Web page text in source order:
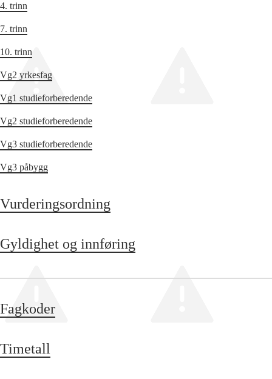
4. trinn
7. trinn
10. trinn
Vg2 yrkesfag
Vg1 studieforberedende
Vg2 studieforberedende
Vg3 studieforberedende
Vg3 påbygg
Vurderingsordning
Gyldighet og innføring
Fagkoder
Timetall